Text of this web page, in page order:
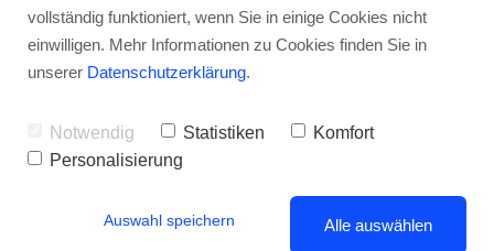
Stadtbezirk Birkach - Ruheoase in
Zentrumsnähe
vollständig funktioniert, wenn Sie in einige Cookies nicht
einwilligen. Mehr Informationen zu Cookies finden Sie in
unserer Datenschutzerklärung.
Notwendig Statistiken
Komfort
Personalisierung
Auswahl speichern Alle auswählen